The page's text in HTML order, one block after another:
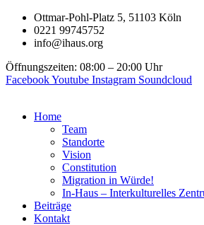
Zum
Inhalt
springen
Ottmar-Pohl-Platz 5, 51103 Köln
0221 99745752
info@ihaus.org
Öffnungszeiten: 08:00 – 20:00 Uhr
FacebookYoutube Instagram Soundcloud
Home
Team
Standorte
Vision
Constitution
Migration in Würde!
In-Haus – Interkulturelles
Beiträge
Kontakt